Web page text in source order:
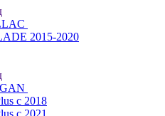
2015-2020
с 2018
с 2021